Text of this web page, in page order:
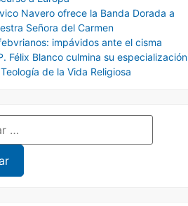
Navero ofrece la Banda Dorada a
Señora del Carmen
impávidos ante el cisma
Félix Blanco culmina su especialización
de la Vida Religiosa